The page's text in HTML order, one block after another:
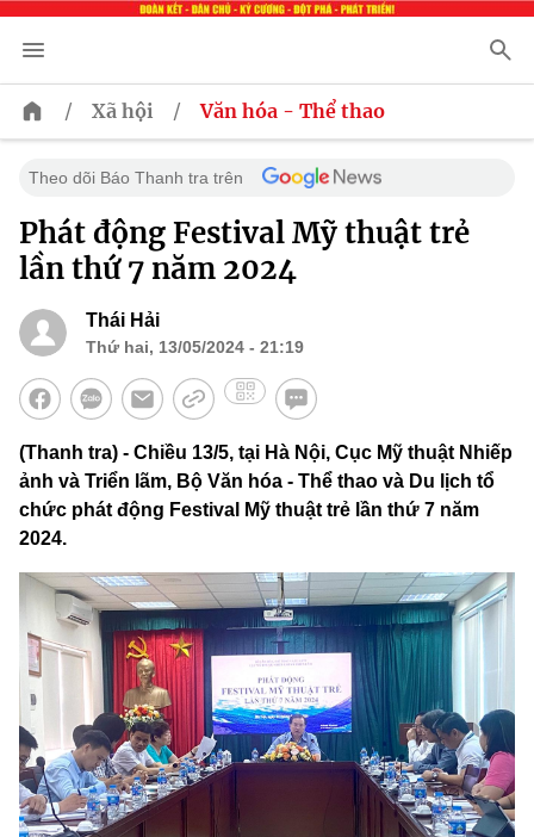
/ Xã hội / Văn hóa - Thể thao
Theo dõi Báo Thanh tra trên
Phát động Festival Mỹ thuật trẻ
lần thứ 7 năm 2024
Thái Hải
Thứ hai, 13/05/2024 - 21:19
(Thanh tra) - Chiều 13/5, tại Hà Nội, Cục Mỹ thuật Nhiếp
ảnh và Triển lãm, Bộ Văn hóa - Thể thao và Du lịch tổ
chức phát động Festival Mỹ thuật trẻ lần thứ 7 năm
2024.